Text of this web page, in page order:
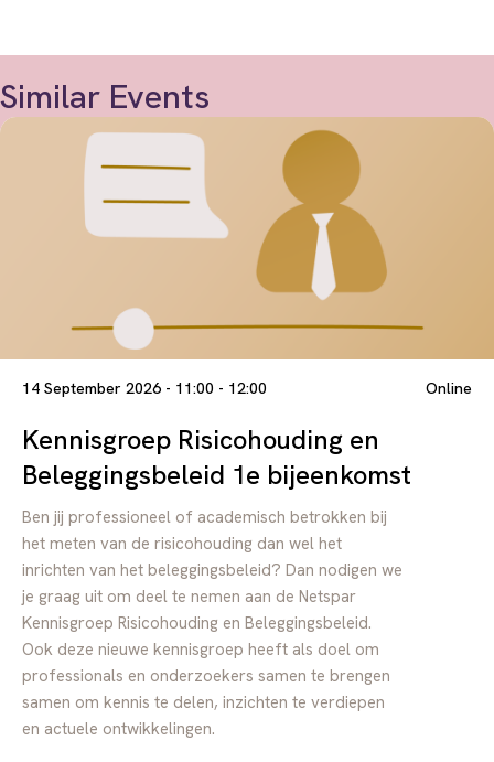
Similar Events
14 September 2026 - 11:00 - 12:00 Online
Kennisgroep Risicohouding en
Beleggingsbeleid 1e bijeenkomst
Ben jij professioneel of academisch betrokken bij
het meten van de risicohouding dan wel het
inrichten van het beleggingsbeleid? Dan nodigen we
je graag uit om deel te nemen aan de Netspar
Kennisgroep Risicohouding en Beleggingsbeleid.
Ook deze nieuwe kennisgroep heeft als doel om
professionals en onderzoekers samen te brengen
samen om kennis te delen, inzichten te verdiepen
en actuele ontwikkelingen.